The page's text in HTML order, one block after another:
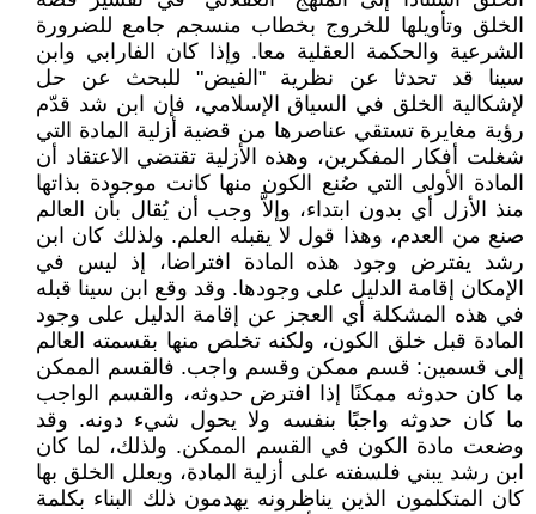
الخلق وتأويلها للخروج بخطاب منسجم جامع للضرورة
الشرعية والحكمة العقلية معا. وإذا كان الفارابي وابن
سينا قد تحدثا عن نظرية "الفيض" للبحث عن حل
لإشكالية الخلق في السياق الإسلامي، فإن ابن شد قدّم
رؤية مغايرة تستقي عناصرها من قضية أزلية المادة التي
شغلت أفكار المفكرين، وهذه الأزلية تقتضي الاعتقاد أن
المادة الأولى التي صُنع الكون منها كانت موجودة بذاتها
منذ الأزل أي بدون ابتداء، وإلاَّ وجب أن يُقال بأن العالم
صنع من العدم، وهذا قول لا يقبله العلم. ولذلك كان ابن
رشد يفترض وجود هذه المادة افتراضا، إذ ليس في
الإمكان إقامة الدليل على وجودها. وقد وقع ابن سينا قبله
في هذه المشكلة أي العجز عن إقامة الدليل على وجود
المادة قبل خلق الكون، ولكنه تخلص منها بقسمته العالم
إلى قسمين: قسم ممكن وقسم واجب. فالقسم الممكن
ما كان حدوثه ممكنًا إذا افترض حدوثه، والقسم الواجب
ما كان حدوثه واجبًا بنفسه ولا يحول شيء دونه. وقد
وضعت مادة الكون في القسم الممكن. ولذلك، لما كان
ابن رشد يبني فلسفته على أزلية المادة، ويعلل الخلق بها
كان المتكلمون الذين يناظرونه يهدمون ذلك البناء بكلمة